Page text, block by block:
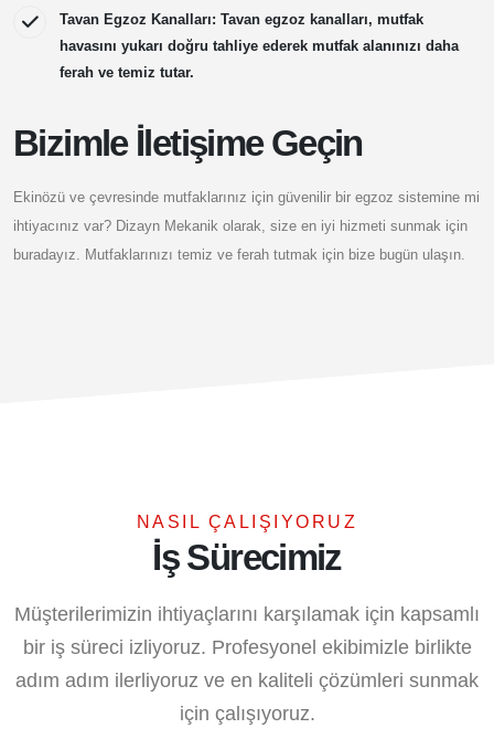
Tavan Egzoz Kanalları: Tavan egzoz kanalları, mutfak
havasını yukarı doğru tahliye ederek mutfak alanınızı daha
ferah ve temiz tutar.
Bizimle İletişime Geçin
Ekinözü ve çevresinde mutfaklarınız için güvenilir bir egzoz sistemine mi
ihtiyacınız var? Dizayn Mekanik olarak, size en iyi hizmeti sunmak için
buradayız. Mutfaklarınızı temiz ve ferah tutmak için bize bugün ulaşın.
NASIL ÇALIŞIYORUZ
İş Sürecimiz
Müşterilerimizin ihtiyaçlarını karşılamak için kapsamlı
bir iş süreci izliyoruz. Profesyonel ekibimizle birlikte
adım adım ilerliyoruz ve en kaliteli çözümleri sunmak
için çalışıyoruz.